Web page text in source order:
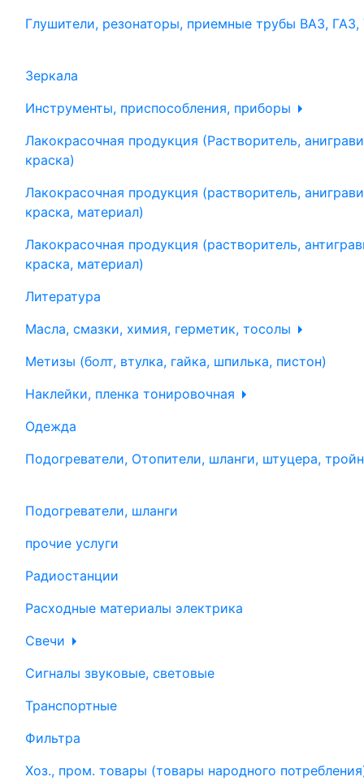
Глушители, резонаторы, приемные трубы ВАЗ, ГАЗ,
Зеркала
Инструменты, приспособления, приборы
Лакокрасочная продукция (Растворитель,
краска)
Лакокрасочная продукция (растворитель,
краска, материал)
Лакокрасочная продукция (растворитель,
краска, материал)
Литература
Масла, смазки, химия, герметик, тосолы
Метизы (болт, втулка, гайка, шпилька, пистон)
Наклейки, пленка тонировочная
Одежда
Подогреватели, Отопители, шланги, штуцера,
Подогреватели, шланги
прочие услуги
Радиостанции
Расходные материалы электрика
Свечи
Сигналы звуковые, световые
Транспортные
Фильтра
Хоз., пром. товары (товары народного